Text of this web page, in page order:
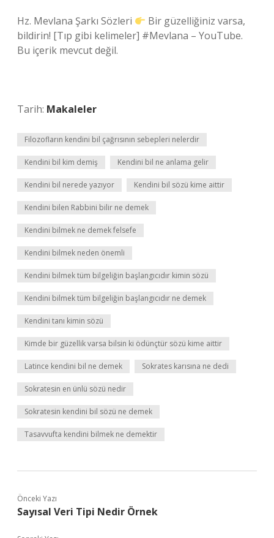
Hz. Mevlana Şarkı Sözleri
Bir güzelliğiniz varsa,
bildirin! [Tıp gibi kelimeler] #Mevlana – YouTube.
Bu içerik mevcut değil.
Tarih: Makaleler
Filozofların kendini bil çağrısının sebepleri nelerdir
Kendini bil kim demiş Kendini bil ne anlama gelir
Kendini bil nerede yazıyor Kendini bil sözü kime aittir
Kendini bilen Rabbini bilir ne demek
Kendini bilmek ne demek felsefe
Kendini bilmek neden önemli
Kendini bilmek tüm bilgeliğin başlangıcıdır kimin sözü
Kendini bilmek tüm bilgeliğin başlangıcıdır ne demek
Kendini tanı kimin sözü
Kimde bir güzellik varsa bilsin ki ödünçtür sözü kime aittir
Latince kendini bil ne demek Sokrates karısına ne dedi
Sokratesin en ünlü sözü nedir
Sokratesin kendini bil sözü ne demek
Tasavvufta kendini bilmek ne demektir
Önceki Yazı
Sayısal Veri Tipi Nedir Örnek